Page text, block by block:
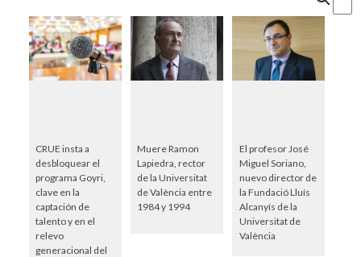
CRUE insta a
desbloquear el
programa Goyri,
clave en la
captación de
talento y en el
relevo
generacional del
Muere Ramon
Lapiedra, rector
de la Universitat
de València entre
1984 y 1994
El profesor José
Miguel Soriano,
nuevo director de
la Fundació Lluís
Alcanyís de la
Universitat de
València